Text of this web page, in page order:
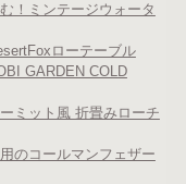
！ミンテージウォータ
ローテーブル
GARDEN COLD
ミット風 折畳みローチ
のコールマンフェザー